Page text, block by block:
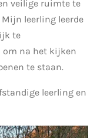
veilige ruimte te
Mijn leerling leerde
te
om na het kijken
te staan.
leerling en